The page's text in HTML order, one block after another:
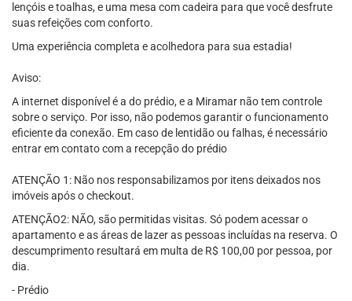
lençóis e toalhas, e uma mesa com cadeira para que você desfrute
suas refeições com conforto.
Uma experiência completa e acolhedora para sua estadia!
Aviso:
A internet disponível é a do prédio, e a Miramar não tem controle
sobre o serviço. Por isso, não podemos garantir o funcionamento
eficiente da conexão. Em caso de lentidão ou falhas, é necessário
entrar em contato com a recepção do prédio
ATENÇÃO 1: Não nos responsabilizamos por itens deixados nos
imóveis após o checkout.
ATENÇÃO2: NÃO, são permitidas visitas. Só podem acessar o
apartamento e as áreas de lazer as pessoas incluídas na reserva. O
descumprimento resultará em multa de R$ 100,00 por pessoa, por
dia.
- Prédio